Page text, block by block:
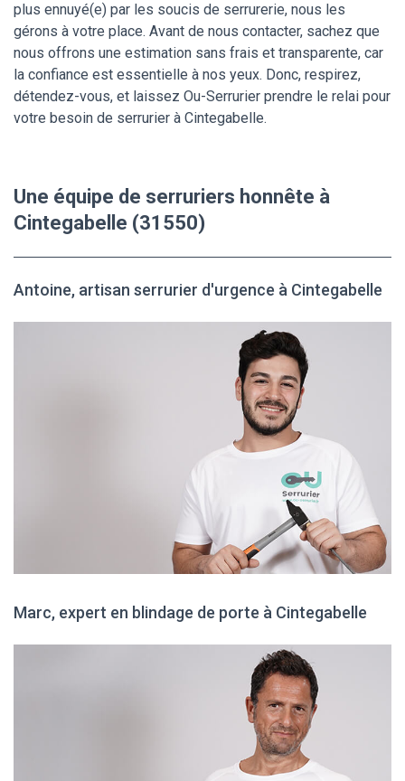
plus ennuyé(e) par les soucis de serrurerie, nous les
gérons à votre place. Avant de nous contacter, sachez que
nous offrons une estimation sans frais et transparente, car
la confiance est essentielle à nos yeux. Donc, respirez,
détendez-vous, et laissez Ou-Serrurier prendre le relai pour
votre besoin de serrurier à Cintegabelle.
Une équipe de serruriers honnête à
Cintegabelle (31550)
Antoine, artisan serrurier d'urgence à Cintegabelle
Marc, expert en blindage de porte à Cintegabelle